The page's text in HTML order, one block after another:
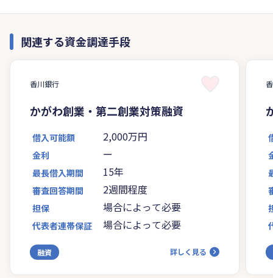
関連する資金調達手段
香川銀行
かがわ創業・第二創業対策融資
借入可能額 2,000万円
金利 ー
最長借入期間 15年
審査回答期間 2週間程度
担保 場合によって必要
代表者連帯保証 場合によって必要
融資 詳しく見る